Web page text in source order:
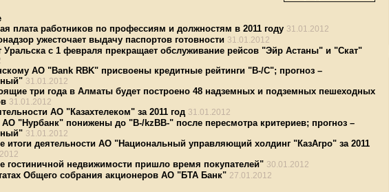
плата работников по профессиям и должностям в 2011 году 31.01.2012
ужесточает выдачу паспортов готовности 31.01.2012
Уральска с 1 февраля прекращает обслуживание рейсов "Эйр Астаны" и "Скат"
АО "Bank RBK" присвоены кредитные рейтинги "В-/С"; прогноз –
31.01.2012
три года в Алматы будет построено 48 надземных и подземных пешеходных
31.01.2012
АО "Казахтелеком" за 2011 год 31.01.2012
АО "Нурбанк" понижены до "В-/kzBB-" после пересмотра критериев; прогноз –
31.01.2012
итоги деятельности АО "Национальный управляющий холдинг "КазАгро" за 2011
гостиничной недвижимости пришло время покупателей" 30.01.2012
Общего собрания акционеров АО "БТА Банк" 27.01.2012